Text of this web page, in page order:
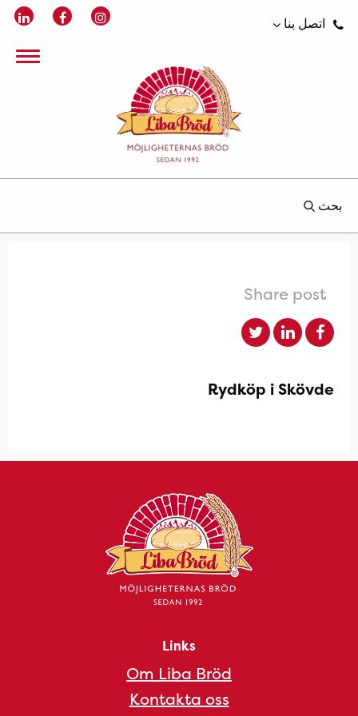
اتصل بنا
بحث
Share post
Rydköp i Skövde
Links
Om Liba Bröd
Kontakta oss